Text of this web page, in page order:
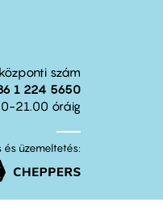
szám
1 224 5650
21.00 óráig
és üzemeltetés: